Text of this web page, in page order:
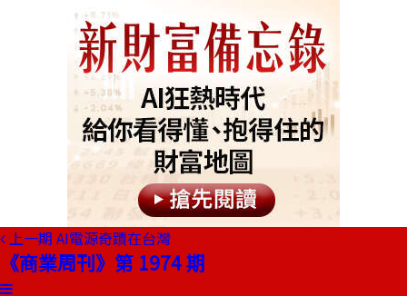
上一期 AI電源奇蹟在台灣
《商業周刊》第 1974 期